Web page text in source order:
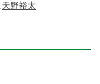
天野裕太